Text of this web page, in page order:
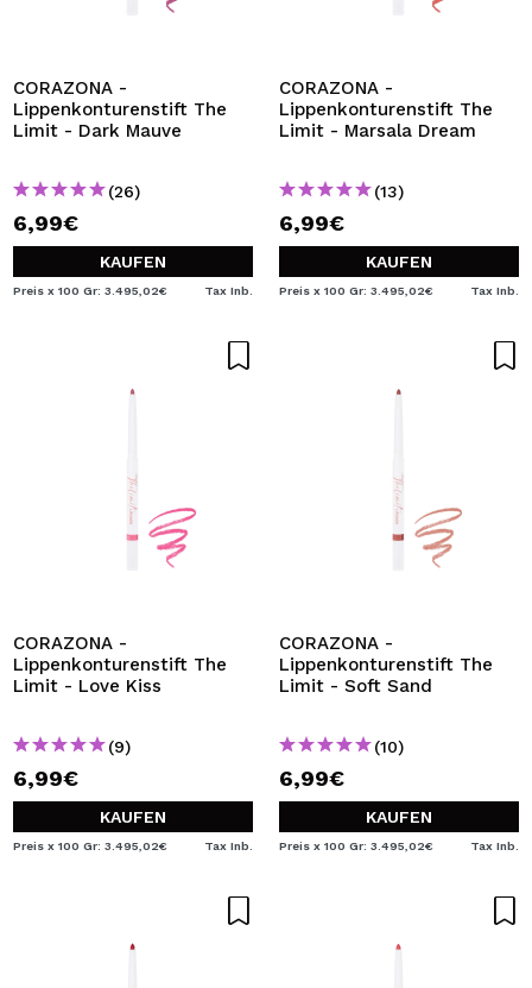
CORAZONA -
Lippenkonturenstift The
Limit - Dark Mauve
(26)
6,99€
KAUFEN
Preis x 100 Gr: 3.495,02€ Tax Inb.
CORAZONA -
Lippenkonturenstift The
Limit - Marsala Dream
(13)
6,99€
KAUFEN
Preis x 100 Gr: 3.495,02€ Tax Inb.
CORAZONA -
Lippenkonturenstift The
Limit - Love Kiss
(9)
6,99€
KAUFEN
Preis x 100 Gr: 3.495,02€ Tax Inb.
CORAZONA -
Lippenkonturenstift The
Limit - Soft Sand
(10)
6,99€
KAUFEN
Preis x 100 Gr: 3.495,02€ Tax Inb.